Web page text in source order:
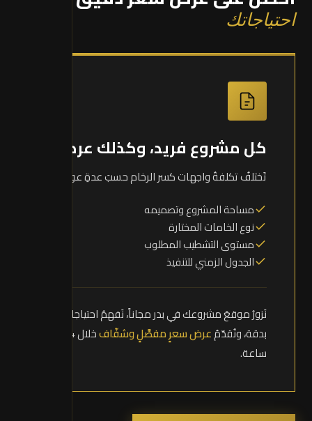
احتياجاتك
كل مشروع فريد، وكذلك عرضه
تَختلفُ تكلفةُ واجهات كسر الرخام حسبَ عدةِ عوامل:
مساحة المشروع وتصميمه
نوع الخامات المختارة
مستوى التشطيب المطلوب
الجدول الزمني للتنفيذ
نَزورُ موقعَ مشروعك في بدر مجاناً، نَفهمُ احتياجاتك
بدقة، ونُقدّمُعرض سعرٍ مفصَّلٍ وشفّاف
خلال 24
ساعة.